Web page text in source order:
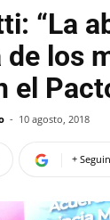
“La
de los
el
- 10 agosto, 2018
+